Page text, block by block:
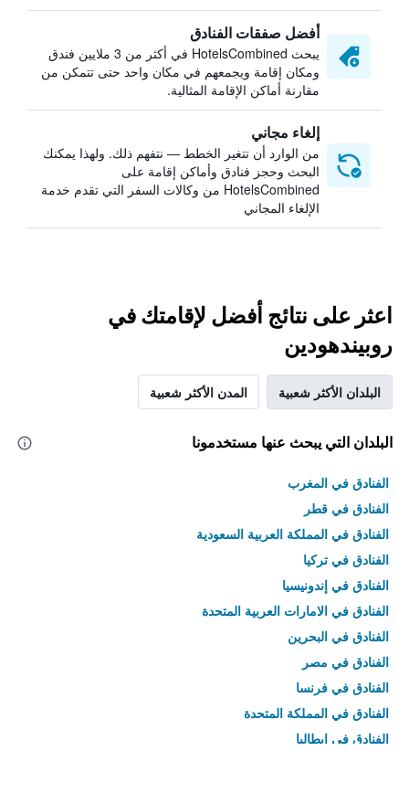
أفضل صفقات الفنادق
يبحث HotelsCombined في أكثر من 3 ملايين فندق
ومكان إقامة ويجمعهم في مكان واحد حتى تتمكن من
مقارنة أماكن الإقامة المثالية.
إلغاء مجاني
من الوارد أن تتغير الخطط — نتفهم ذلك. ولهذا يمكنك
البحث وحجز فنادق وأماكن إقامة على
HotelsCombined من وكالات السفر التي تقدم خدمة
الإلغاء المجاني
اعثر على نتائج أفضل لإقامتك في
روبيندهودين
البلدان الأكثر شعبية المدن الأكثر شعبية
البلدان التي يبحث عنها مستخدمونا
الفنادق في المغرب
الفنادق في قطر
الفنادق في المملكة العربية السعودية
الفنادق في تركيا
الفنادق في إندونيسيا
الفنادق في الامارات العربية المتحدة
الفنادق في البحرين
الفنادق في مصر
الفنادق في فرنسا
الفنادق في المملكة المتحدة
الفنادق في إيطاليا